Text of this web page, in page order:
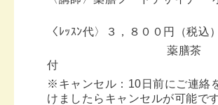
〈ﾚｯｽﾝ代〉３，８００円（税込）
薬膳茶
付
※キャンセル：10日前にご連絡
けましたらキャンセルが可能で